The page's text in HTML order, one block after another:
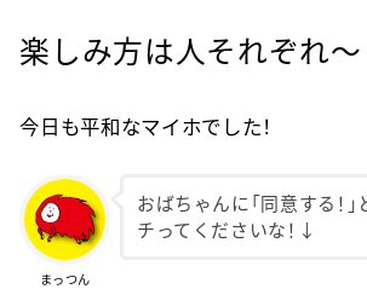
楽しみ方は人それぞれ〜
今日も平和なマイホでした！
まっつん
おばちゃんに「同意する！
チってくださいな！↓